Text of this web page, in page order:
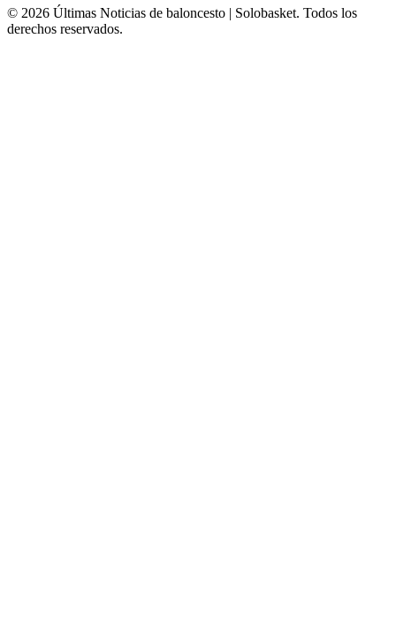
© 2026 Últimas Noticias de baloncesto | Solobasket. Todos los
derechos reservados.